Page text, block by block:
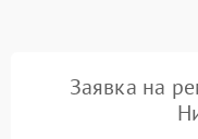
Заявка на